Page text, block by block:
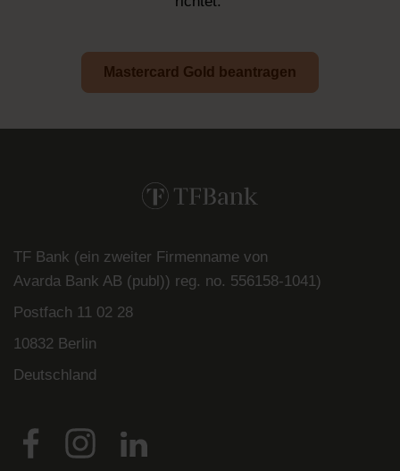
Mastercard Gold beantragen
TF Bank (ein zweiter Firmenname von
Avarda Bank AB (publ )) reg. no. 556158-1041)
Postfach 11 02 28
10832 Berlin
Deutschland